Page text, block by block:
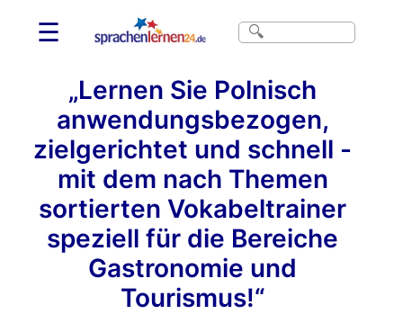
☰
„Lernen Sie Polnisch
anwendungsbezogen,
zielgerichtet und schnell -
mit dem nach Themen
sortierten Vokabeltrainer
speziell für die Bereiche
Gastronomie und
Tourismus!“